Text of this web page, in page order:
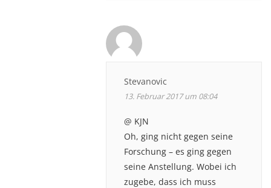
Stevanovic
13. Februar 2017 um 08:04
@ KJN
Oh, ging nicht gegen seine
Forschung – es ging gegen
seine Anstellung. Wobei ich
zugebe, dass ich muss